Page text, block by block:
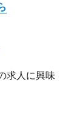
求人に興味